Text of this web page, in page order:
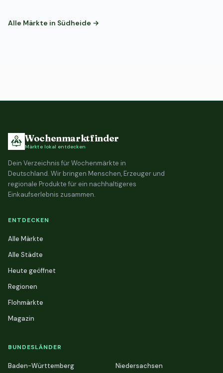
Alle Märkte in Südheide →
Wochenmarktfinder
Märkte lokal entdecken
Dein Verzeichnis für Wochenmärkte in
Deutschland. Wir bringen Menschen, Erzeuger und
regionale Produkte für ein nachhaltigeres
Einkaufserlebnis zusammen.
ENTDECKEN
Alle Märkte
Alle Städte
Heute geöffnet
Regionen
Flohmärkte
Magazin
BUNDESLÄNDER
Baden-Württemberg
Niedersachsen